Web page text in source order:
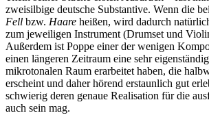
zweisilbige deutsche Substantive. Wenn die
Fell bzw. Haare heißen, wird dadurch
zum jeweiligen Instrument (Drumset und
Außerdem ist Poppe einer der wenigen
einen längeren Zeitraum eine sehr
mikrotonalen Raum erarbeitet haben, die
erscheint und daher hörend erstaunlich gut
schwierig deren genaue Realisation für die
auch sein mag.